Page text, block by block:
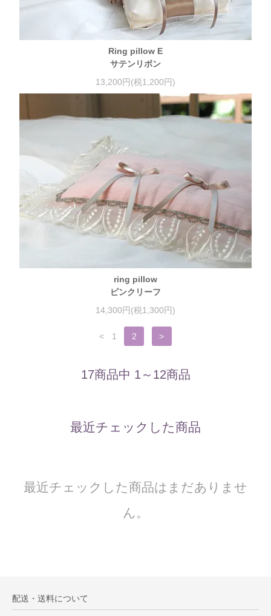
Ring pillow E
サテンリボン
13,200円(税1,200円)
ring pillow
ピンクリーフ
14,300円(税1,300円)
< 1 2 >
17商品中 1～12商品
最近チェックした商品
最近チェックした商品はまだありませ
ん。
配送・送料について